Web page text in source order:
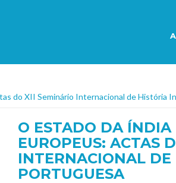
do XII Seminário Internacional de História
O ESTADO DA ÍNDIA
EUROPEUS: ACTAS
INTERNACIONAL
PORTUGUESA